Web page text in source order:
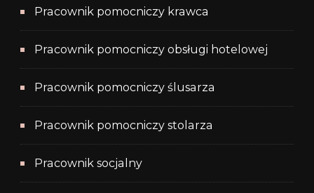
Pracownik pomocniczy krawca
Pracownik pomocniczy obsługi hotelowej
Pracownik pomocniczy ślusarza
Pracownik pomocniczy stolarza
Pracownik socjalny